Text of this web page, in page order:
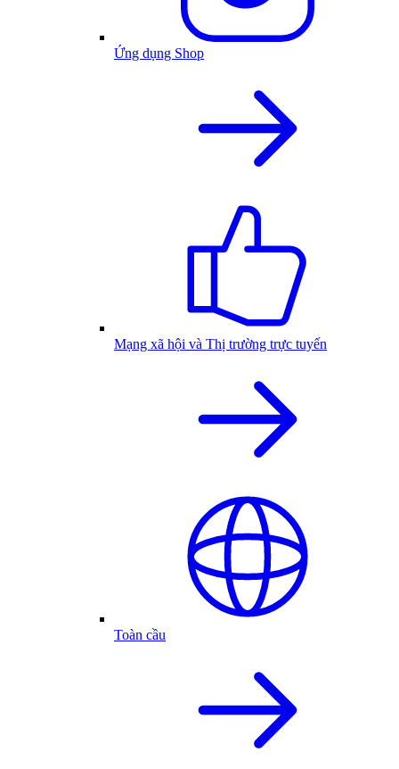
Ứng dụng Shop
Mạng xã hội và Thị trường trực tuyến
Toàn cầu